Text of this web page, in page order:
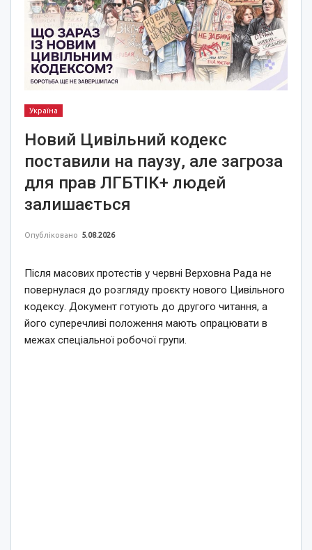
Україна
Новий Цивільний кодекс
поставили на паузу, але загроза
для прав ЛГБТІК+ людей
залишається
Опубліковано 5.08.2026
Після масових протестів у червні Верховна Рада не
повернулася до розгляду проєкту нового Цивільного
кодексу. Документ готують до другого читання, а
його суперечливі положення мають опрацювати в
межах спеціальної робочої групи.